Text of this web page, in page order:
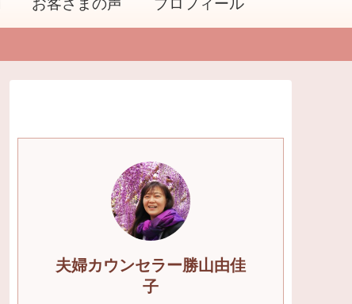
お客さまの声 プロフィール
夫婦カウンセラー勝山由佳
子